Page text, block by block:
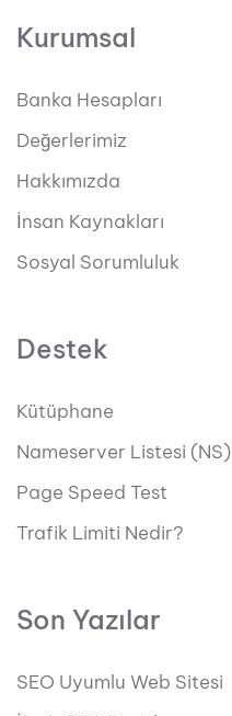
Kurumsal
Banka Hesapları
Değerlerimiz
Hakkımızda
İnsan Kaynakları
Sosyal Sorumluluk
Destek
Kütüphane
Nameserver Listesi (NS)
Page Speed Test
Trafik Limiti Nedir?
Son Yazılar
SEO Uyumlu Web Sitesi